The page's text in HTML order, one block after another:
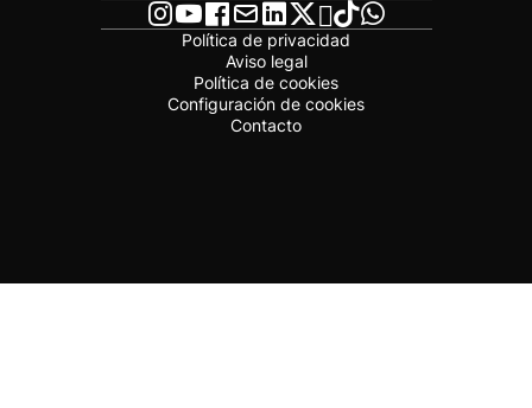
Política de privacidad
Aviso legal
Política de cookies
Configuración de cookies
Contacto